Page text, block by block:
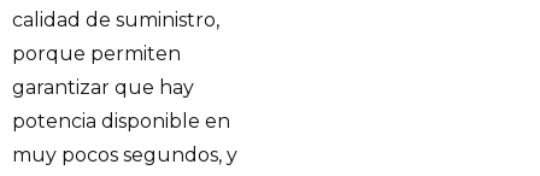
calidad de suministro,
porque permiten
garantizar que hay
potencia disponible en
muy pocos segundos, y